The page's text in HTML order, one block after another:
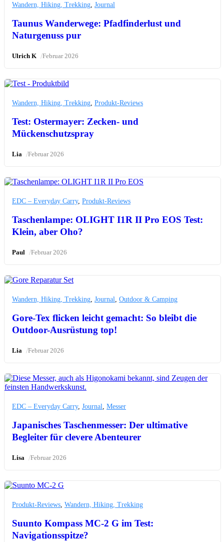
Wandern, Hiking, Trekking Journal
Taunus Wanderwege: Pfadfinderlust und
Naturgenuss pur
Ulrich K /Februar 2026
Wandern, Hiking, Trekking Produkt-Reviews
Test: Ostermayer: Zecken- und
Mückenschutzspray
Lia /Februar 2026
EDC – Everyday Carry, Produkt-Reviews
Taschenlampe: OLIGHT I1R II Pro EOS Test:
Klein, aber Oho?
Paul /Februar 2026
Wandern, Hiking, Trekking Journal Outdoor & Camping
Gore-Tex flicken leicht gemacht: So bleibt die
Outdoor-Ausrüstung top!
Lia /Februar 2026
EDC – Everyday Carry, Journal Messer
Japanisches Taschenmesser: Der ultimative
Begleiter für clevere Abenteurer
Lisa /Februar 2026
Produkt-Reviews Wandern, Hiking, Trekking
Suunto Kompass MC-2 G im Test:
Navigationsspitze?